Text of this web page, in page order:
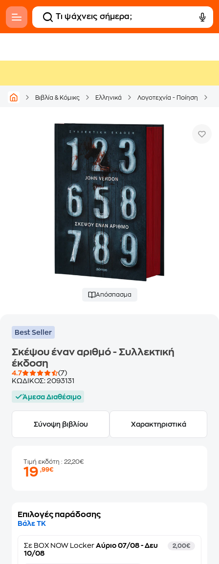
Βιβλία & Κόμικς Ελληνικά Λογοτεχνία - Ποίηση
Απόσπασμα
Best Seller
Σκέψου έναν αριθμό - Συλλεκτική
έκδοση
4.7
(7)
ΚΩΔΙΚΟΣ: 2093131
Άμεσα Διαθέσιμο
Σύνοψη βιβλίου Χαρακτηριστικά
Τιμή εκδότη : 22,20€
19,99€
Επιλογές παράδοσης
Βάλε ΤΚ
Σε BOX NOW Locker Αύριο 07/08 - Δευ
10/08
2,00€